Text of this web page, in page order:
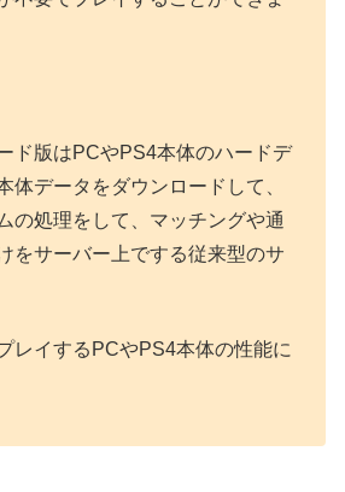
ド版はPCやPS4本体のハードデ
体データをダウンロードして、
の処理をして、マッチングや通
をサーバー上でする従来型のサ
レイするPCやPS4本体の性能に